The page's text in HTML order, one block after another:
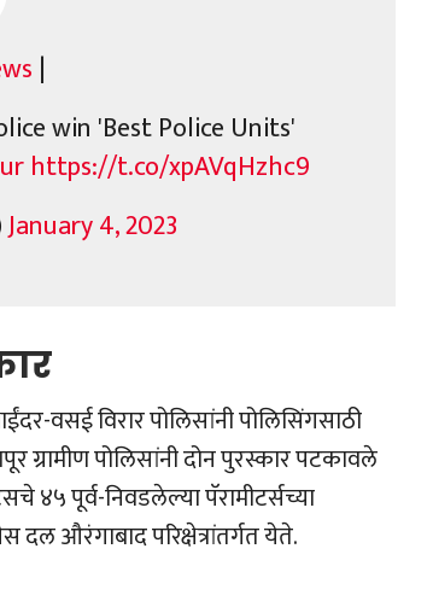
|
win 'Best Police Units'
https://t.co/xpAVqHzhc9
January 4, 2023
वसई विरार पोलिसांनी पोलिसिंगसाठी
ग्रामीण पोलिसांनी दोन पुरस्कार पटकावले
४५ पूर्व-निवडलेल्या पॅरामीटर्सच्या
औरंगाबाद परिक्षेत्रांतर्गत येते.